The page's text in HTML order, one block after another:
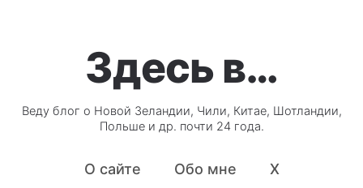
Здесь в…
Веду блог о Новой Зеландии, Чили, Китае, Шотландии,
Польше и др. почти 24 года.
О сайте Обо мне X